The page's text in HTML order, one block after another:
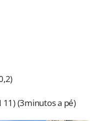
11) (3minutos a pé)